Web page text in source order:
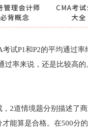
试P1和P2的平均通过
率来说，还是比较高的
2道情境题分别描述了
能算是合格。在500分